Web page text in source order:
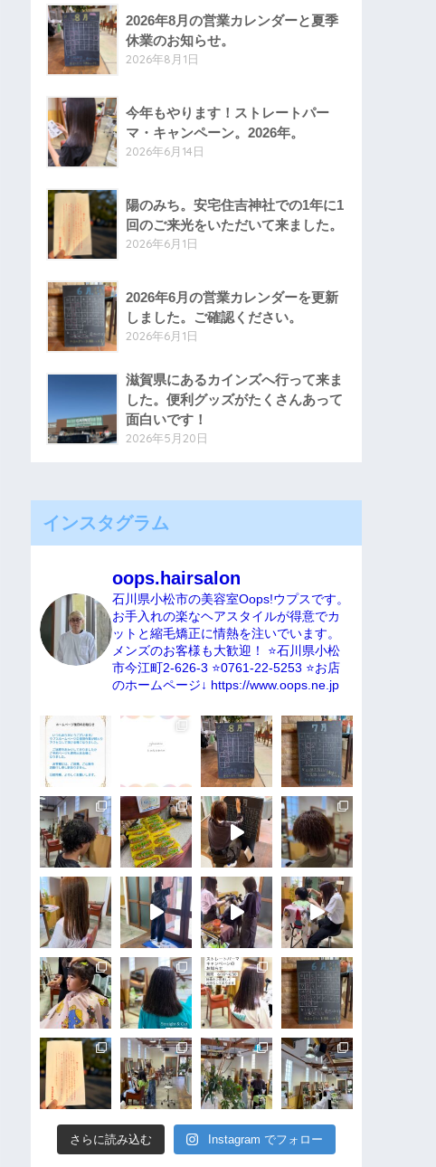
2026年8月の営業カレンダーと夏季
休業のお知らせ。
2026年8月1日
今年もやります！ストレートパー
マ・キャンペーン。2026年。
2026年6月14日
陽のみち。安宅住吉神社での1年に1
回のご来光をいただいて来ました。
2026年6月1日
2026年6月の営業カレンダーを更新
しました。ご確認ください。
2026年6月1日
滋賀県にあるカインズへ行って来ま
した。便利グッズがたくさんあって
面白いです！
2026年5月20日
インスタグラム
oops.hairsalon
石川県小松市の美容室Oops!ウプスです。
お手入れの楽なヘアスタイルが得意でカ
ットと縮毛矯正に情熱を注いでいます。
メンズのお客様も大歓迎！
⭐️石川県小松
市今江町2-626-3 ⭐️0761-22-5253 ⭐️お店
のホームページ↓ https://www.oops.ne.jp
さらに読み込む Instagram でフォロー